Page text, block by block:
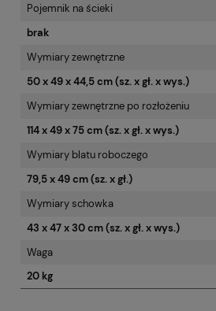
Pojemnik na ścieki
brak
Wymiary zewnętrzne
50 x 49 x 44,5 cm (sz. x gł. x wys.)
Wymiary zewnętrzne po rozłożeniu
114 x 49 x 75 cm (sz. x gł. x wys.)
Wymiary blatu roboczego
79,5 x 49 cm (sz. x gł.)
Wymiary schowka
43 x 47 x 30 cm (sz. x gł. x wys.)
Waga
20 kg